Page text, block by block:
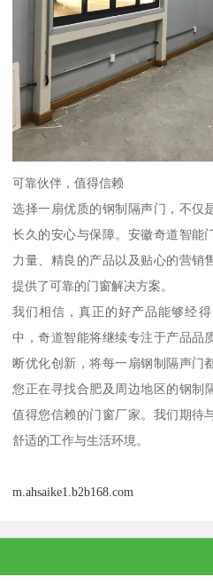
可靠伙伴，值得信赖
选择一扇优质的钢制隔声门，不仅
长久的安心与保障。安徽奇道智能
力量、精良的产品以及贴心的营销
提供了可靠的门窗解决方案。
我们相信，真正的好产品能够经
中，奇道智能将继续专注于产品品
断优化创新，将每一扇钢制隔声门
您正在寻找合肥及周边地区的钢
值得您信赖的门窗厂家。我们期待
舒适的工作与生活环境。
m.ahsaike1.b2b168.com